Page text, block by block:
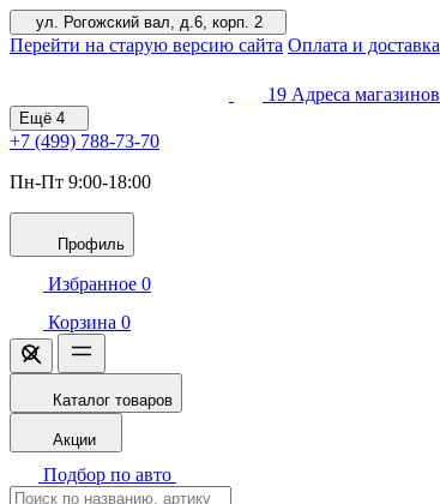
ул. Рогожский вал, д.6, корп. 2
Перейти на старую версию сайта Оплата и доставка
19 Адреса магазинов
Ещё 4
+7 (499) 788-73-70
Пн-Пт 9:00-18:00
Профиль
Избранное 0
Корзина 0
Каталог товаров
Акции
Подбор по авто